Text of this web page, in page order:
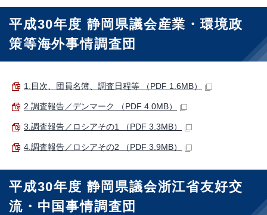
平成30年度 静岡県議会産業・環境政
策等海外事情調査団
1.目次、団員名簿、調査日程等 （PDF 1.6MB）
2.調査報告／デンマーク （PDF 4.0MB）
3.調査報告／ロシアその1 （PDF 3.3MB）
4.調査報告／ロシアその2 （PDF 3.9MB）
平成30年度 静岡県議会浙江省友好交
流・中国事情調査団